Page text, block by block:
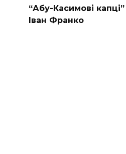
“Абу-Касимові
Іван Франко